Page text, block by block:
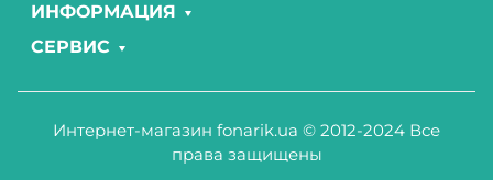
ИНФОРМАЦИЯ
СЕРВИС
Интернет-магазин fonarik.ua © 2012-2024 Все
права защищены